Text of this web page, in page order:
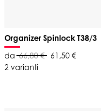
Organizer Spinlock T38/3
da 66,80 €
61,50 €
2 varianti